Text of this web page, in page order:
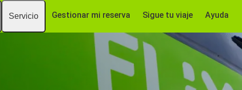
Servicio Gestionar mi reserva Sigue tu viaje Ayuda